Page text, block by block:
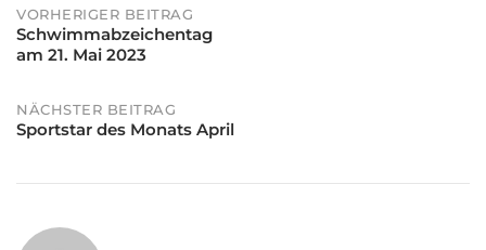
Post
navigation
VORHERIGER BEITRAG
Schwimmabzeichentag
am 21. Mai 2023
NÄCHSTER BEITRAG
Sportstar des Monats April